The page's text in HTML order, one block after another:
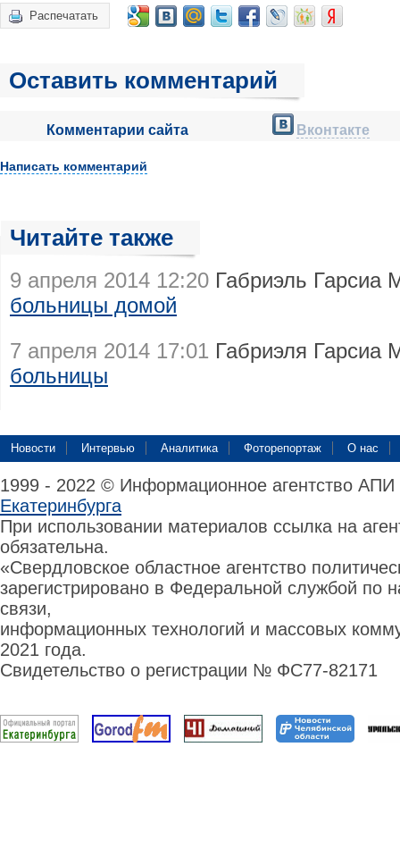
Распечатать
Оставить комментарий
Комментарии сайта Вконтакте
Написать комментарий
Читайте также
9 апреля 2014 12:20 Габриэль Гарсиа
больницы домой
7 апреля 2014 17:01 Габриэля Гарсиа
больницы
Новости Интервью Аналитика Фоторепортаж О нас
1999 - 2022 © Информационное агентство
Екатеринбурга
При использовании материалов ссылка на
обязательна.
«Свердловское областное агентство
зарегистрировано в Федеральной службой по
связи,
информационных технологий и массовых
2021 года.
Свидетельство о регистрации № ФС77-82171